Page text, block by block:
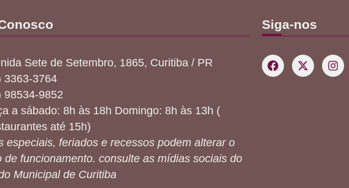
Sete de Setembro, 1865, Curitiba / PR
3363-3764
98534-9852
a sábado: 8h às 18h Domingo: 8h às 13h (
até 15h)
especiais, feriados e recessos podem alterar o
de funcionamento. consulte as mídias sociais do
Municipal de Curitiba
Siga-nos